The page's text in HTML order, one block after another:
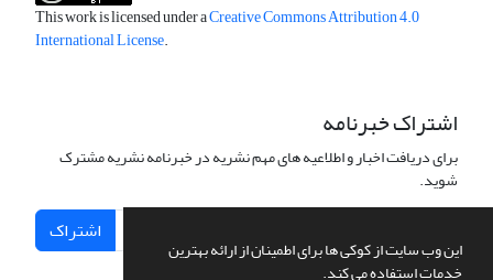
این وب سایت از کوکی ها برای اطمینان از ارائه بهترین
خدمات استفاده می کند.
This work is licensed under aCreative Commons Attribution 4.0
International License.
اشتراک خبرنامه
برای دریافت اخبار و اطلاعیه های مهم نشریه در خبرنامه نشریه مشترک
شوید.
اشتراک